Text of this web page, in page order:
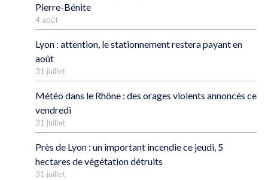
Pierre-Bénite
4 août
Lyon : attention, le stationnement restera payant en
août
31 juillet
Météo dans le Rhône : des orages violents annoncés ce
vendredi
31 juillet
Près de Lyon : un important incendie ce jeudi, 5
hectares de végétation détruits
31 juillet